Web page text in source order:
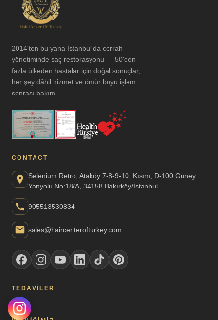
2014'ten bu yana İstanbul'da cerrah
yönetiminde saç restorasyonu — 50'den
fazla ülkeden hastalar için doğal sonuçlar,
her şey dâhil hizmet ve ömür boyu işlem
sonrası bakım.
CONTACT
Selenium Retro, Ataköy 7-8-9-10. Kısım, D-100 Güney
Yanyolu No:18/A, 34158 Bakırköy/İstanbul
905513530834
sales@haircenterofturkey.com
TEDAVILER